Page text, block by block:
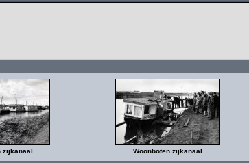
zijkanaal Woonboten zijkanaal